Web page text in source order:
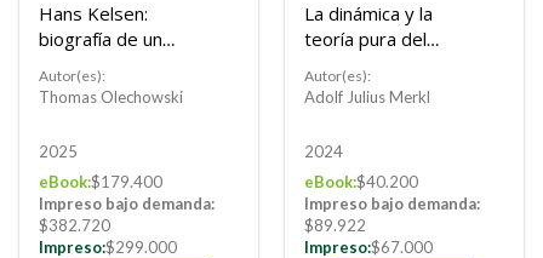
Hans Kelsen:
biografía de un
jurista
Autor(es):
Thomas Olechowski
2025
eBook:$179.400
Impreso bajo demanda:
$382.720
Impreso:$299.000
La dinámica y la
teoría pura del
derecho
Autor(es):
Adolf Julius Merkl
2024
eBook:$40.200
Impreso bajo demanda:
$89.922
Impreso:$67.000